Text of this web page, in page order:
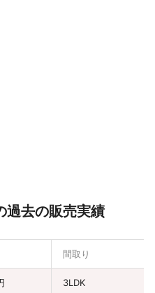
過去の販売実績
間取り
3LDK